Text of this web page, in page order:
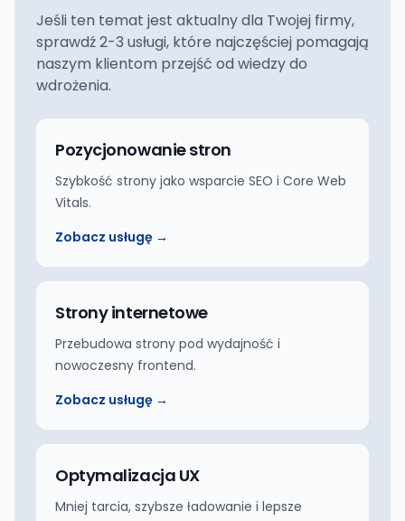
Jeśli ten temat jest aktualny dla Twojej firmy,
sprawdź 2-3 usługi, które najczęściej pomagają
naszym klientom przejść od wiedzy do
wdrożenia.
Pozycjonowanie stron
Szybkość strony jako wsparcie SEO i Core Web
Vitals.
Zobacz usługę →
Strony internetowe
Przebudowa strony pod wydajność i
nowoczesny frontend.
Zobacz usługę →
Optymalizacja UX
Mniej tarcia, szybsze ładowanie i lepsze